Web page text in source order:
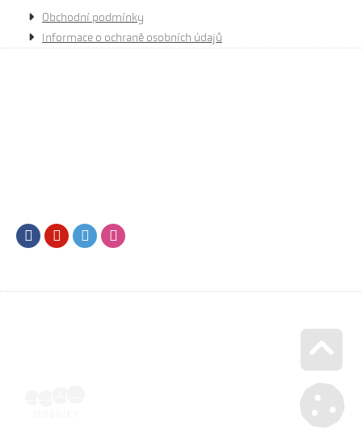
Obchodní podmínky
Informace o ochraně osobních údajů
FacebookYoutubeTwitter
Go